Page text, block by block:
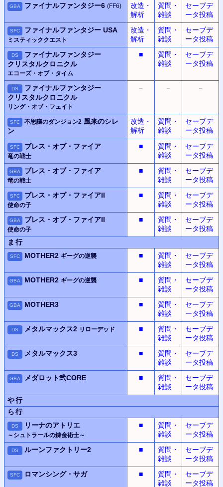
GBA ファイナルファンタジー6 (FF6)
改造・
解析
質問・
雑談
セーブデ
ータ投稿
SFC ファイナルファンタジー USA
ミスティッククエスト
改造・
解析
質問・
雑談
セーブデ
ータ投稿
DS
ファイナルファンタジー
クリスタルクロニクル
エコーズ・オブ・タイム
■
質問・
雑談
セーブデ
ータ投稿
DS
ファイナルファンタジー
クリスタルクロニクル
リング・オブ・フェイト
－ － －
SFC 不思議のダンジョン2 風来のシレ
ン
改造・
解析
質問・
雑談
セーブデ
ータ投稿
SFC ブレス・オブ・ファイア
竜の戦士
■
質問・
雑談
セーブデ
ータ投稿
GBA ブレス・オブ・ファイア
竜の戦士
■
質問・
雑談
セーブデ
ータ投稿
SFC ブレス・オブ・ファイアII
使命の子
■
質問・
雑談
セーブデ
ータ投稿
GBA ブレス・オブ・ファイアII
使命の子
■
質問・
雑談
セーブデ
ータ投稿
ま行
SFC MOTHER2 ギーグの逆襲 ■
質問・
雑談
セーブデ
ータ投稿
GBA MOTHER2 ギーグの逆襲 ■
質問・
雑談
セーブデ
ータ投稿
GBA MOTHER3 ■
質問・
雑談
セーブデ
ータ投稿
DS メタルマックス2 リローデッド ■
質問・
雑談
セーブデ
ータ投稿
DS メタルマックス3 ■
質問・
雑談
セーブデ
ータ投稿
GBA メダロット弐CORE ■
質問・
雑談
セーブデ
ータ投稿
や行
ら行
DS リーナのアトリエ
～シュトラールの錬金術士～
■
質問・
雑談
セーブデ
ータ投稿
DS ルーンファクトリー2 ■
質問・
雑談
セーブデ
ータ投稿
SFC ロマンシング・サガ ■
質問・
雑談
セーブデ
ータ投稿